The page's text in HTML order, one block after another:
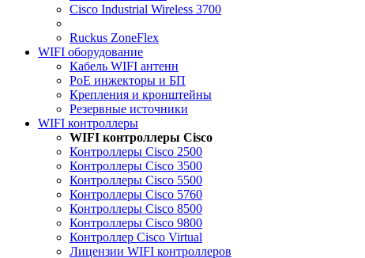
Cisco Industrial Wireless 3700
Ruckus ZoneFlex
WIFI оборудование
Кабель WIFI антенн
PoE инжекторы и БП
Крепления и кронштейны
Резервные источники
WIFI контроллеры
WIFI контроллеры Cisco
Контроллеры Cisco 2500
Контроллеры Cisco 3500
Контроллеры Cisco 5500
Контроллеры Cisco 5760
Контроллеры Cisco 8500
Контроллеры Cisco 9800
Контроллер Cisco Virtual
Лицензии WIFI контроллеров